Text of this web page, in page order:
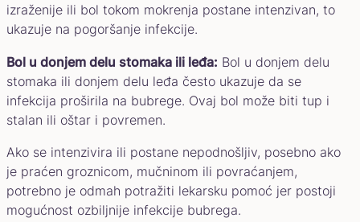
izraženije ili bol tokom mokrenja postane intenzivan, to
ukazuje na pogoršanje infekcije.
Bol u donjem delu stomaka ili leđa: Bol u donjem delu
stomaka ili donjem delu leđa često ukazuje da se
infekcija proširila na bubrege. Ovaj bol može biti tup i
stalan ili oštar i povremen.
Ako se intenzivira ili postane nepodnošljiv, posebno ako
je praćen groznicom, mučninom ili povraćanjem,
potrebno je odmah potražiti lekarsku pomoć jer postoji
mogućnost ozbiljnije infekcije bubrega.